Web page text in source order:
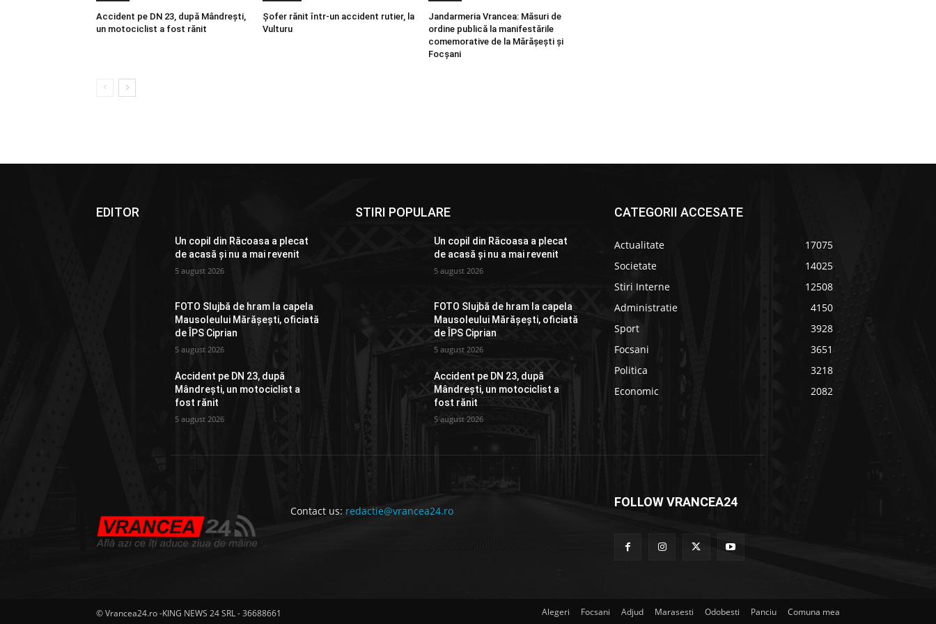
Accident pe DN 23, după Mândrești,
un motociclist a fost rănit
Șofer rănit într-un accident rutier, la
Vulturu
Jandarmeria Vrancea: Măsuri de
ordine publică la manifestările
comemorative de la Mărășești și
Focșani
EDITOR
Un copil din Răcoasa a plecat
de acasă și nu a mai revenit
5 august 2026
FOTO Slujbă de hram la capela
Mausoleului Mărășești, oficiată
de ÎPS Ciprian
5 august 2026
Accident pe DN 23, după
Mândrești, un motociclist a
fost rănit
5 august 2026
STIRI POPULARE
Un copil din Răcoasa a plecat
de acasă și nu a mai revenit
5 august 2026
FOTO Slujbă de hram la capela
Mausoleului Mărășești, oficiată
de ÎPS Ciprian
5 august 2026
Accident pe DN 23, după
Mândrești, un motociclist a
fost rănit
5 august 2026
CATEGORII ACCESATE
Actualitate
17075
Societate
14025
Stiri Interne
12508
Administratie
4150
Sport
3928
Focsani
3651
Politica
3218
Economic
2082
Contact us: redactie@vrancea24.ro
FOLLOW VRANCEA24
© Vrancea24.ro -KING NEWS 24 SRL - 36688661 Alegeri Focsani Adjud Marasesti Odobesti Panciu Comuna mea